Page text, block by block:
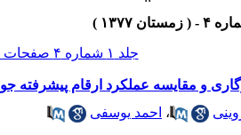
جلد ۱ شماره ۴ صفحات ۰-۰
و مقایسه عملکرد ارقام پیشرفته
، احمد یوسفی